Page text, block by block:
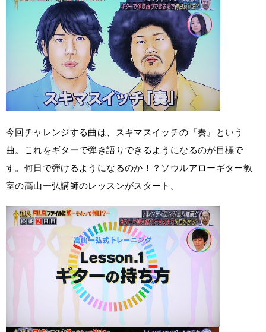
今回チャレンジする曲は、スキマスイッチの『奏』という
曲。これをギターで弾き語りできるようになるのが目標で
す。何日で弾けるようになるのか！？ソウルアローギター教
室の高山一弘講師のレッスンがスタート。